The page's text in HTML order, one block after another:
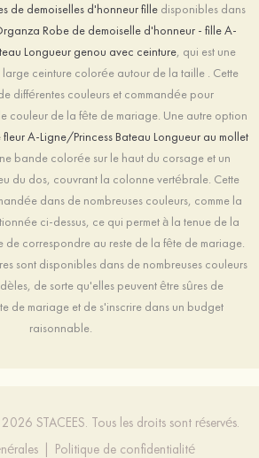
de demoiselles d'honneur filledisponibles dans
Robe de demoiselle d'honneur - fille A-
Longueur genou avec ceinture, qui est une
ceinture colorée autour de la taille . Cette
différentes couleurs et commandée pour
couleur de la fête de mariage. Une autre option
A-Ligne/Princess Bateau Longueur au mollet
bande colorée sur le haut du corsage et un
du dos, couvrant la colonne vertébrale. Cette
dans de nombreuses couleurs, comme la
ci-dessus, ce qui permet à la tenue de la
de correspondre au reste de la fête de mariage.
sont disponibles dans de nombreuses couleurs
de sorte qu'elles peuvent être sûres de
de mariage et de s'inscrire dans un budget
raisonnable.
STACEES. Tous les droits sont réservés.
Politique de confidentialité